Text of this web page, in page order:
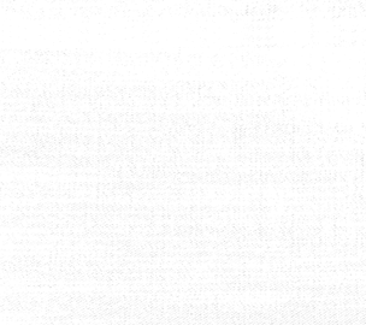
: CRITÈRES À PRENDRE EN COMPTE